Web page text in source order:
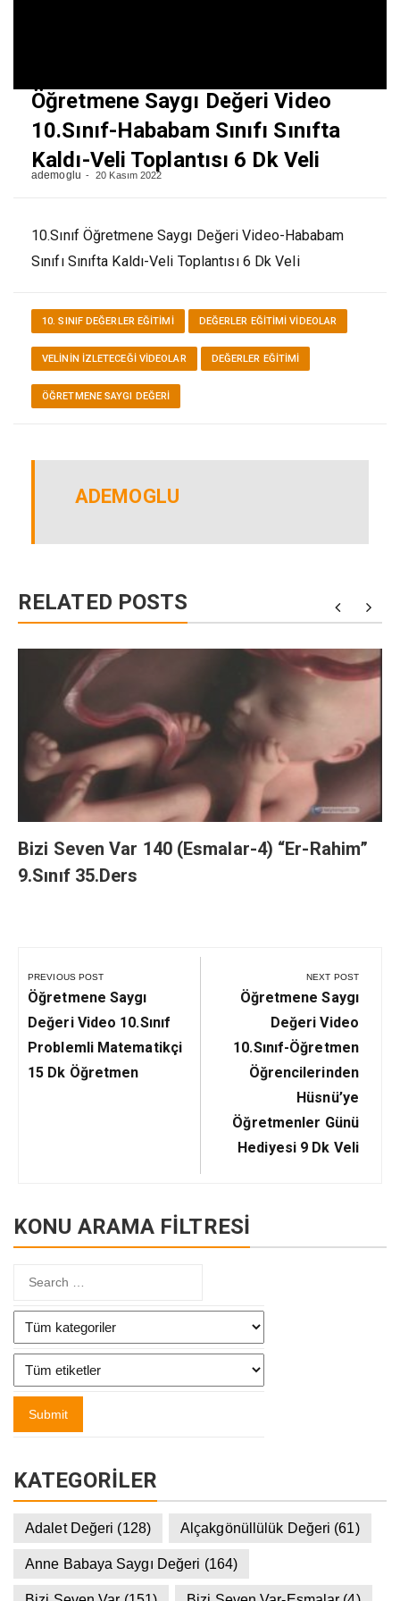
Öğretmene Saygı Değeri Video
10.Sınıf-Hababam Sınıfı Sınıfta
Kaldı-Veli Toplantısı 6 Dk Veli
ademoglu 20 Kasım 2022
10.Sınıf Öğretmene Saygı Değeri Video-Hababam
Sınıfı Sınıfta Kaldı-Veli Toplantısı 6 Dk Veli
10. SINIF DEĞERLER EĞITIMI DEĞERLER EĞITIMI VİDEOLAR
VELININ İZLETECEĞI VIDEOLAR DEĞERLER EĞITIMI
ÖĞRETMENE SAYGI DEĞERI
ADEMOGLU
RELATED POSTS
Bizi Seven Var 140 (Esmalar-4) “Er-Rahim”
9.Sınıf 35.Ders
gezinmesi
PREVIOUS POST
Previous
Post:
Öğretmene Saygı
Değeri Video 10.Sınıf
Problemli Matematikçi
15 Dk Öğretmen
NEXT POST
Next
Post:
Öğretmene Saygı
Değeri Video
10.Sınıf-Öğretmen
Öğrencilerinden
Hüsnü’ye
Öğretmenler Günü
Hediyesi 9 Dk Veli
KONU ARAMA FİLTRESİ
KATEGORILER
Adalet Değeri (128) Alçakgönüllülük Değeri (61)
Anne Babaya Saygı Değeri (164)